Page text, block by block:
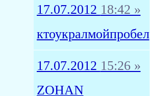
17.07.2012 18:42 »
ктоукралмойпробел
17.07.2012 15:26 »
ZOHAN